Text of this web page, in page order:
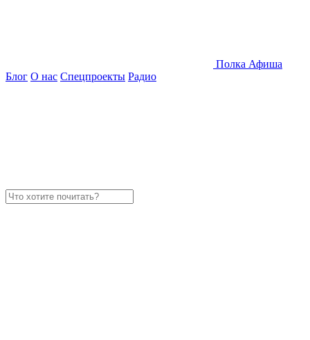
Полка Афиша
Блог О нас Спецпроекты Радио